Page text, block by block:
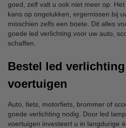
goed, zelf valt u ook niet meer op.
kans op ongelukken, ergernissen bij
misschien zelfs een boete. Dit alles
goede led verlichting voor uw auto,
schaffen.
Bestel led
voertuigen
Auto, fiets, motorfiets, brommer of
goede verlichting nodig. Door led
voertuigen investeert u in langdurige